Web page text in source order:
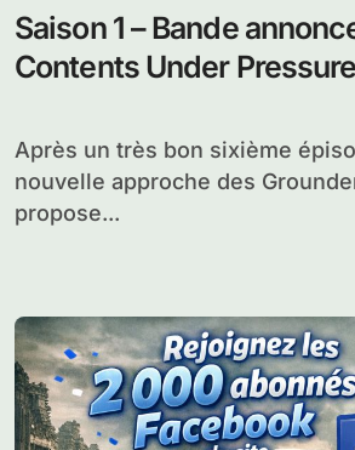
Saison 1 – Bande
Contents Under Pressure
Après un très bon sixième épisode et une
nouvelle approche des
propose...